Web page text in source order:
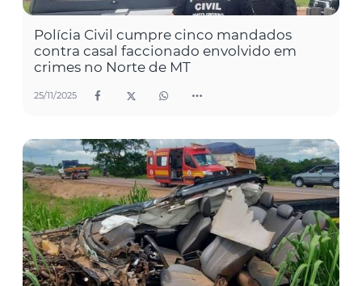
Polícia Civil cumpre cinco mandados
contra casal faccionado envolvido em
crimes no Norte de MT
25/11/2025